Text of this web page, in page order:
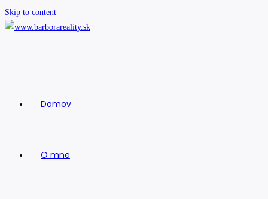
Skip to content
Domov
O mne